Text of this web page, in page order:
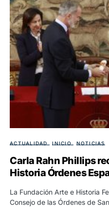
ACTUALIDAD INICIO NOTICIAS
Carla Rahn Phillips
Historia Órdenes
La Fundación Arte e Historia
Consejo de las Órdenes de